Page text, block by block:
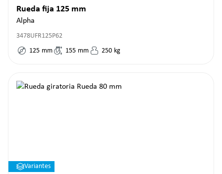
Rueda fija 125 mm
Alpha
3478UFR125P62
125 mm 155 mm 250 kg
Variantes